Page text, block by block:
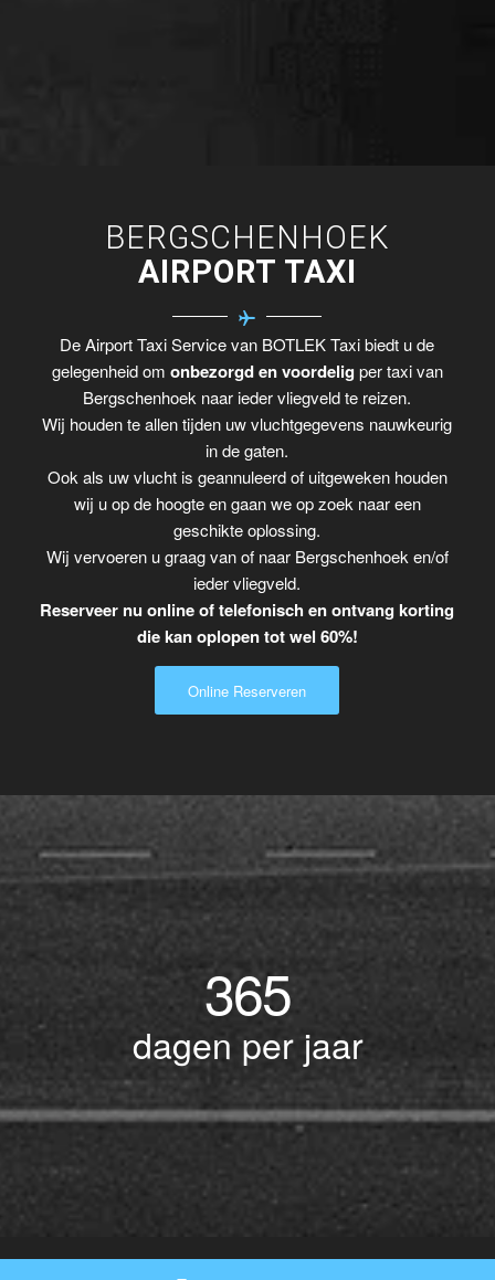
BERGSCHENHOEK
AIRPORT TAXI
De Airport Taxi Service van BOTLEK Taxi biedt u de
gelegenheid om onbezorgd en voordelig per taxi van
Bergschenhoek naar ieder vliegveld te reizen.
Wij houden te allen tijden uw vluchtgegevens nauwkeurig
in de gaten.
Ook als uw vlucht is geannuleerd of uitgeweken houden
wij u op de hoogte en gaan we op zoek naar een
geschikte oplossing.
Wij vervoeren u graag van of naar Bergschenhoek en/of
ieder vliegveld.
Reserveer nu online of telefonisch en ontvang korting
die kan oplopen tot wel 60%!
Online Reserveren
365
dagen per jaar